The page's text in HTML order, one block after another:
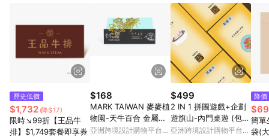
歷史低價
$1,732 (降$17)
限時↘99折【王品牛
排】$1,749套餐即享券
$168
MARK TAIWAN 麥麥植
物園-天牛百合 金屬書
籤-金
亞洲跨境設計購物平台
$499
2 IN 1 拼圖遊戲+企劃
遊旗山-內門桌遊 (包裝
微瑕疵)
亞洲跨境設計購物平台
降價
$69
簡單
袋(